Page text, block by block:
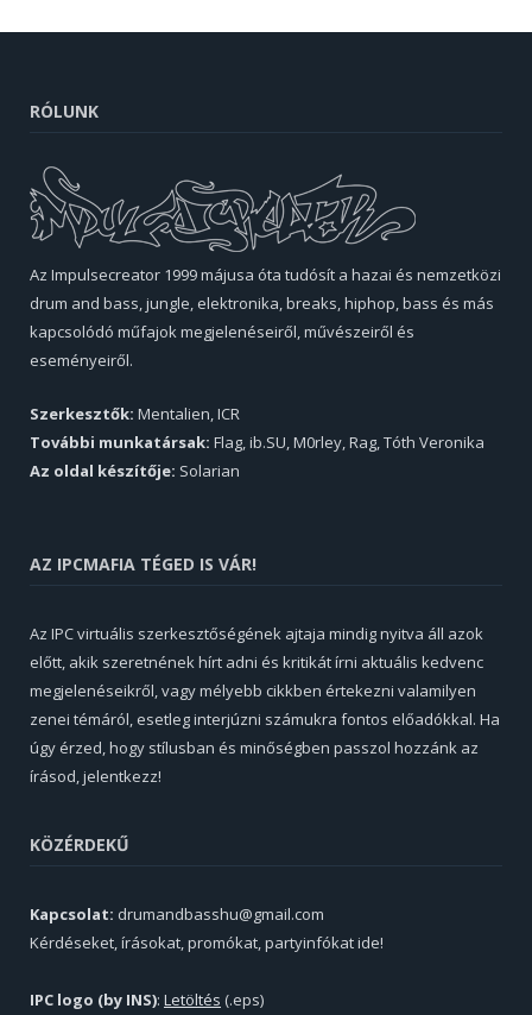
RÓLUNK
Az Impulsecreator 1999 májusa óta tudósít a hazai és nemzetközi
drum and bass, jungle, elektronika, breaks, hiphop, bass és más
kapcsolódó műfajok megjelenéseiről, művészeiről és
eseményeiről.
Szerkesztők: Mentalien, ICR
További munkatársak: Flag, ib.SU, M0rley, Rag, Tóth Veronika
Az oldal készítője: Solarian
AZ IPCMAFIA TÉGED IS VÁR!
Az IPC virtuális szerkesztőségének ajtaja mindig nyitva áll azok
előtt, akik szeretnének hírt adni és kritikát írni aktuális kedvenc
megjelenéseikről, vagy mélyebb cikkben értekezni valamilyen
zenei témáról, esetleg interjúzni számukra fontos előadókkal. Ha
úgy érzed, hogy stílusban és minőségben passzol hozzánk az
írásod, jelentkezz!
KÖZÉRDEKŰ
Kapcsolat: drumandbasshu@gmail.com
Kérdéseket, írásokat, promókat, partyinfókat ide!
IPC logo (by INS): Letöltés (.eps)